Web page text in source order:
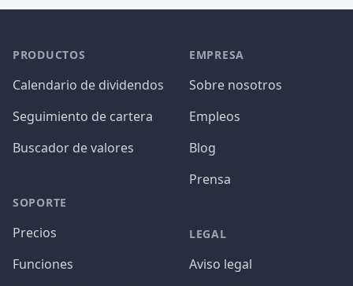
PRODUCTOS
Calendario de dividendos
Seguimiento de cartera
Buscador de valores
SOPORTE
Precios
Funciones
EMPRESA
Sobre nosotros
Empleos
Blog
Prensa
LEGAL
Aviso legal